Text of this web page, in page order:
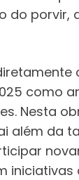
do
como
Nesta
além da